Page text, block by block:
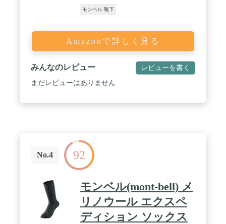
モンベル 靴下
Amazonで詳しく見る
みんなのレビュー レビューを書く
まだレビューはありません
No.4 92
モンベル(mont‐bell) メ
リノウール エクスペ
ディション ソックス